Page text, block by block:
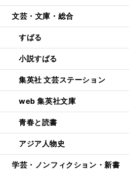
文芸・文庫・総合
すばる
小説すばる
集英社 文芸ステーション
web 集英社文庫
青春と読書
アジア人物史
学芸・ノンフィクション・新書